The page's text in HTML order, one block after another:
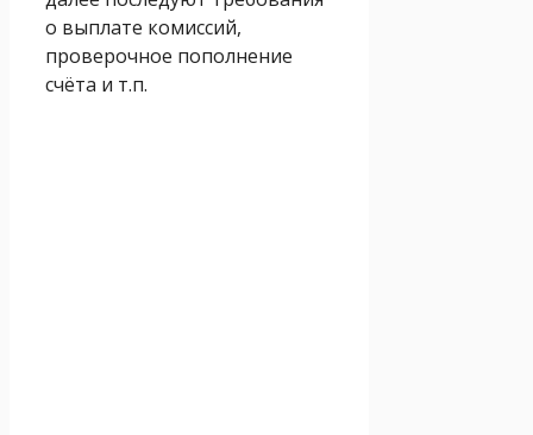
о выплате комиссий,
проверочное пополнение
счёта и т.п.